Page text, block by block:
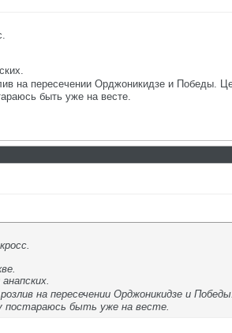
на пересечении Орджоникидзе и Победы.
быть уже на весте.
на пересечении Орджоникидзе и
постараюсь быть уже на весте.